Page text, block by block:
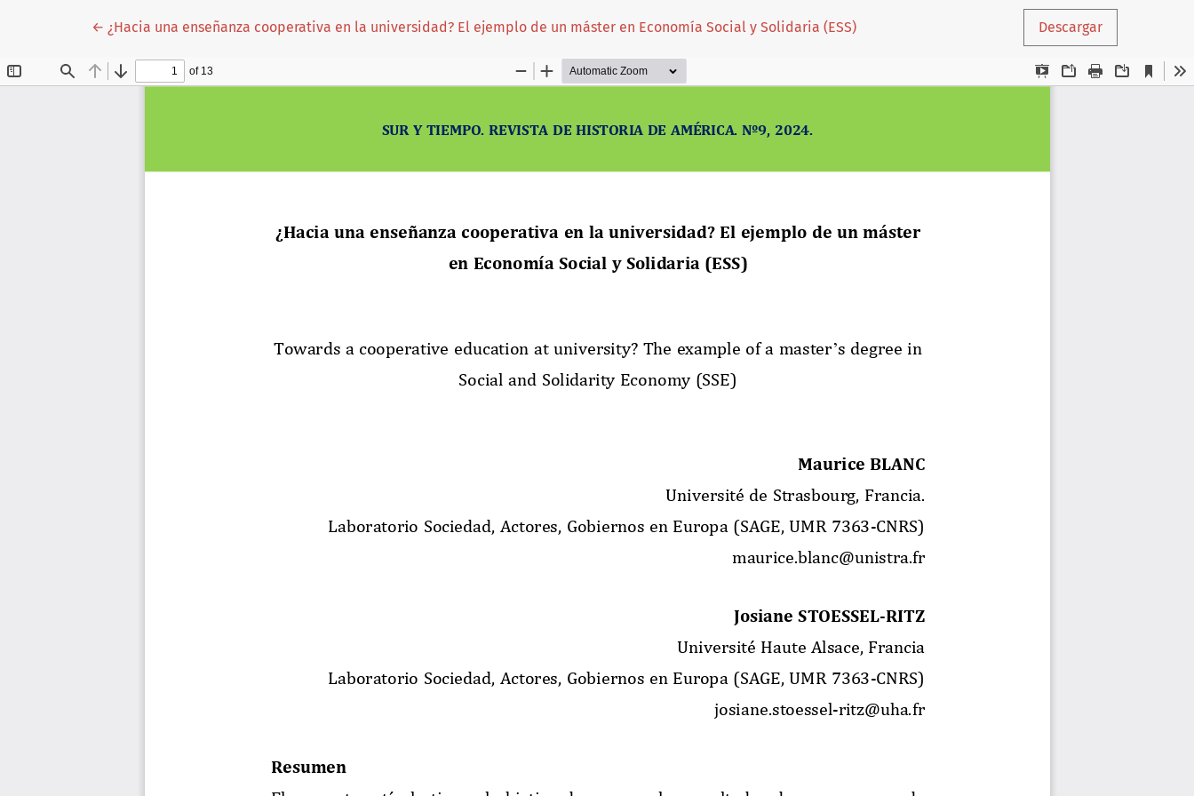
← Volver a los detalles del artículo
¿Hacia una enseñanza cooperativa en la universidad? El ejemplo de un máster en Economía Social y Solidaria (ESS) Descargar